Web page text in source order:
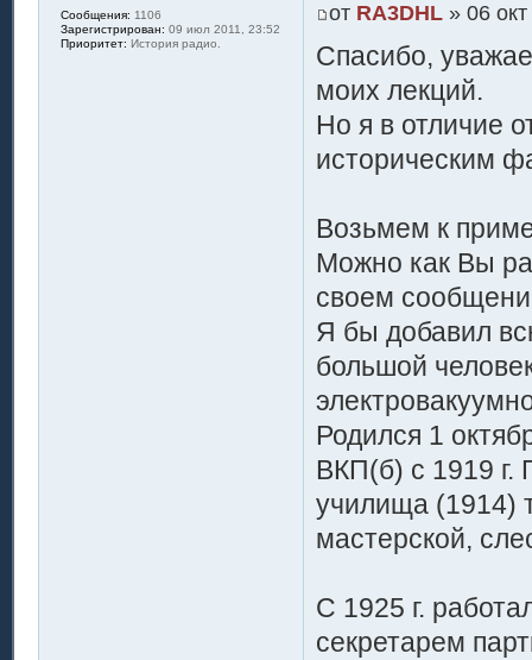
от RA3DHL» 06 окт
Спасибо,
моих лекций.
Но я в отличие
историческим
Возьмем к
Можно как Вы
своем
Я бы добавил
большой
Родился 1
ВКП(б) с 1919 г.
училища (1914)
мастерской,
С 1925 г.
секретарем
Сообщения: 1106
Зарегистрирован: 09 июл 2011, 23:52
Приоритет: История радио.